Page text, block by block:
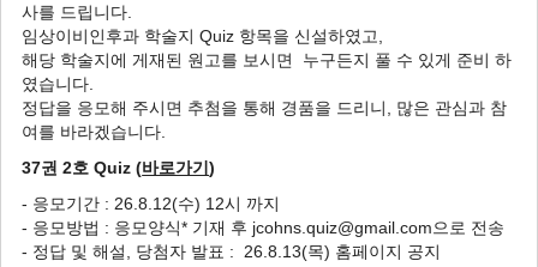
n
v
o
Quiz
Title
37권 2호 Quiz
Editorial Office
2026-07-02
36권 4호 Quiz
Editorial Office
2026-01-12
596
사를 드립니다.
임상이비인후과 학술지 Quiz 항목을 신설하였고,
해당 학술지에 게재된 원고를 보시면 누구든지 풀 수 있게 준비 하
였습니다.
정답을 응모해 주시면 추첨을 통해 경품을 드리니, 많은 관심과 참
여를 바라겠습니다.
37권 2호 Quiz (바로가기)
- 응모기간 : 26.8.12(수) 12시 까지
- 응모방법 : 응모양식* 기재 후 jcohns.quiz@gmail.com으로 전송
- 정답 및 해설, 당첨자 발표 : 26.8.13(목) 홈페이지 공지